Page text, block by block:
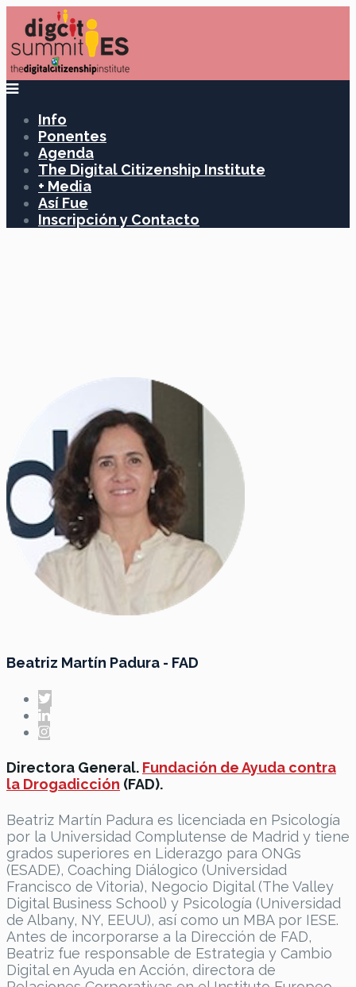
Info
Ponentes
Agenda
The Digital Citizenship Institute
+ Media
Así Fue
Inscripción y Contacto
Beatriz Martín Padura - FAD
Directora General. Fundación de Ayuda contra
la Drogadicción (FAD).
Beatriz Martín Padura es licenciada en Psicología
por la Universidad Complutense de Madrid y tiene
grados superiores en Liderazgo para ONGs
(ESADE), Coaching Diálogico (Universidad
Francisco de Vitoria), Negocio Digital (The Valley
Digital Business School) y Psicología (Universidad
de Albany, NY, EEUU), así como un MBA por IESE.
Antes de incorporarse a la Dirección de FAD,
Beatriz fue responsable de Estrategia y Cambio
Digital en Ayuda en Acción, directora de